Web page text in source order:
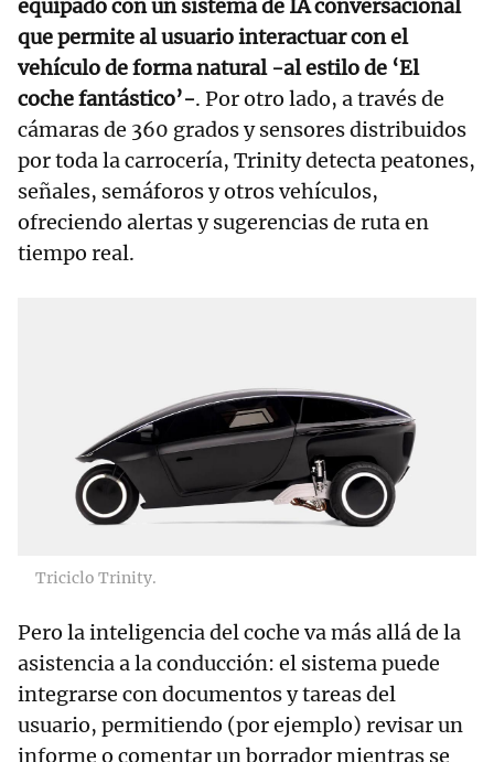
equipado con un sistema de IA conversacional
que permite al usuario interactuar con el
vehículo de forma natural -al estilo de ‘El
coche fantástico’-. Por otro lado, a través de
cámaras de 360 grados y sensores distribuidos
por toda la carrocería, Trinity detecta peatones,
señales, semáforos y otros vehículos,
ofreciendo alertas y sugerencias de ruta en
tiempo real.
Triciclo Trinity.
Pero la inteligencia del coche va más allá de la
asistencia a la conducción: el sistema puede
integrarse con documentos y tareas del
usuario, permitiendo (por ejemplo) revisar un
informe o comentar un borrador mientras se